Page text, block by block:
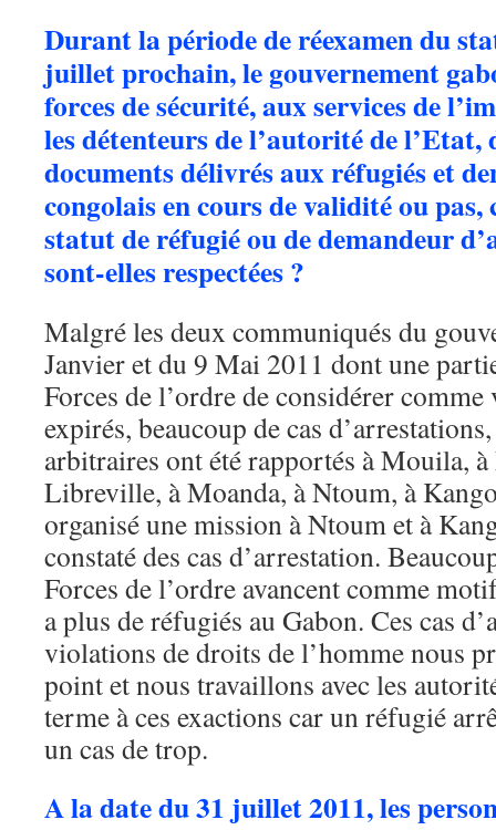
Durant la période de réexamen du
juillet prochain, le gouvernement
forces de sécurité, aux services de
les détenteurs de l’autorité de l’Etat,
documents délivrés aux réfugiés et
congolais en cours de validité ou
statut de réfugié ou de demandeur
sont-elles respectées ?
Malgré les deux communiqués du
Janvier et du 9 Mai 2011 dont une
Forces de l’ordre de considérer
expirés, beaucoup de cas
arbitraires ont été rapportés à Mouila,
Libreville, à Moanda, à Ntoum, à
organisé une mission à Ntoum et à
constaté des cas d’arrestation.
Forces de l’ordre avancent comme
a plus de réfugiés au Gabon. Ces cas
violations de droits de l’homme nous
point et nous travaillons avec les
terme à ces exactions car un réfugié
un cas de trop.
A la date du 31 juillet 2011, les